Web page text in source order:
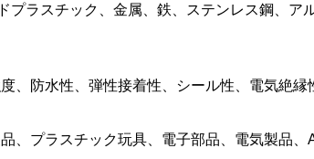
プラスチック、金属、鉄、ステンレス鋼、ア
、防水性、弾性接着性、シール性、電気絶
、プラスチック玩具、電子部品、電気製品